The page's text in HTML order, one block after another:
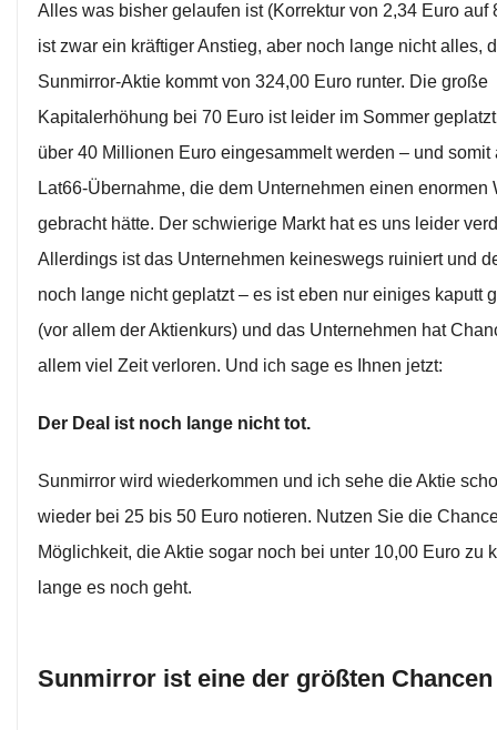
Alles was bisher gelaufen ist (Korrektur von 2,34 Euro auf
ist zwar ein kräftiger Anstieg, aber noch lange nicht alles,
Sunmirror-Aktie kommt von 324,00 Euro runter. Die große
Kapitalerhöhung bei 70 Euro ist leider im Sommer
über 40 Millionen Euro eingesammelt werden – und somit
Lat66-Übernahme, die dem Unternehmen einen enormen
gebracht hätte. Der schwierige Markt hat es uns leider
Allerdings ist das Unternehmen keineswegs ruiniert und
noch lange nicht geplatzt – es ist eben nur einiges kaputt
(vor allem der Aktienkurs) und das Unternehmen hat
allem viel Zeit verloren. Und ich sage es Ihnen jetzt:
Der Deal ist noch lange nicht tot.
Sunmirror wird wiederkommen und ich sehe die Aktie
wieder bei 25 bis 50 Euro notieren. Nutzen Sie die
Möglichkeit, die Aktie sogar noch bei unter 10,00 Euro zu
lange es noch geht.
Sunmirror ist eine der größten Chancen